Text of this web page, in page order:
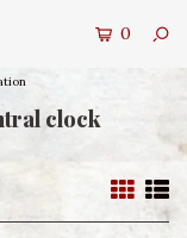
0
clock